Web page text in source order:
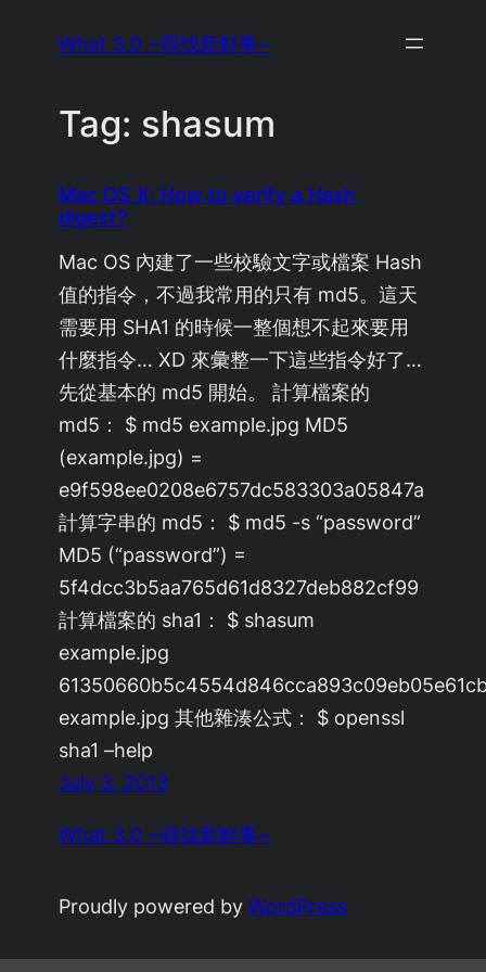
What 3.0 ~尋找新鮮事~
Tag: shasum
Mac OS X: How to verify a Hash
digest?
Mac OS 內建了一些校驗文字或檔案 Hash
值的指令，不過我常用的只有 md5。這天
需要用 SHA1 的時候一整個想不起來要用
什麼指令… XD 來彙整一下這些指令好了…
先從基本的 md5 開始。 計算檔案的
md5： $ md5 example.jpg MD5
(example.jpg) =
e9f598ee0208e6757dc583303a05847a
計算字串的 md5： $ md5 -s “password”
MD5 (“password”) =
5f4dcc3b5aa765d61d8327deb882cf99
計算檔案的 sha1： $ shasum
example.jpg
example.jpg 其他雜湊公式： $ openssl
sha1 –help
July 3, 2013
What 3.0 ~尋找新鮮事~
Proudly powered byWordPress